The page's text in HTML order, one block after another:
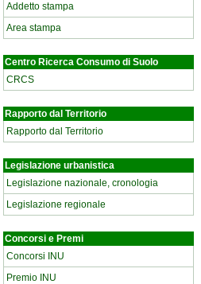
Addetto stampa
Area stampa
Centro Ricerca Consumo di Suolo
CRCS
Rapporto dal Territorio
Rapporto dal Territorio
Legislazione urbanistica
Legislazione nazionale, cronologia
Legislazione regionale
Concorsi e Premi
Concorsi INU
Premio INU